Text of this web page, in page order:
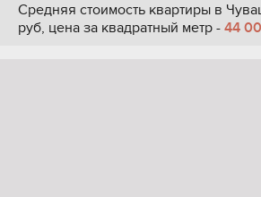
Средняя стоимость квартиры в
руб, цена за квадратный метр - 44